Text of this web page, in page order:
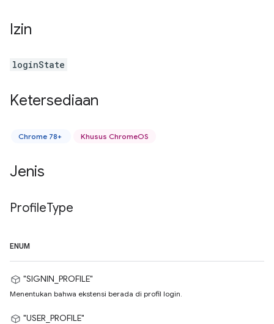
Izin
loginState
Ketersediaan
Chrome 78+ Khusus ChromeOS
Jenis
ProfileType
ENUM
"SIGNIN_PROFILE"
Menentukan bahwa ekstensi berada di profil login.
"USER_PROFILE"